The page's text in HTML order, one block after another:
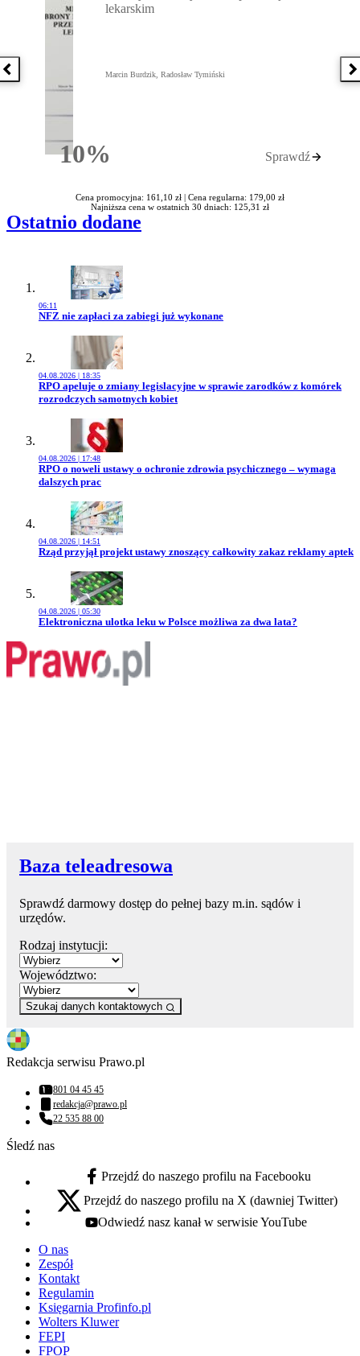
Poprzednia książka
10%Rabatu
lekarskim
Marcin Burdzik, Radosław Tymiński
Sprawdź
Cena promocyjna: 161,10 zł | Cena regularna: 179,00 zł
Najniższa cena w ostatnich 30 dniach: 125,31 zł
Ostatnio dodane
06:11
Przejdź do artykułu:
NFZ nie zapłaci za zabiegi już wykonane
04.08.2026 | 18:35
Przejdź do artykułu:
RPO apeluje o zmiany legislacyjne w sprawie zarodków z komórek
rozrodczych samotnych kobiet
04.08.2026 | 17:48
Przejdź do artykułu:
RPO o noweli ustawy o ochronie zdrowia psychicznego – wymaga
dalszych prac
04.08.2026 | 14:51
Przejdź do artykułu:
Rząd przyjął projekt ustawy znoszący całkowity zakaz reklamy aptek
04.08.2026 | 05:30
Przejdź do artykułu:
Elektroniczna ulotka leku w Polsce możliwa za dwa lata?
Baza teleadresowa
Sprawdź darmowy dostęp do pełnej bazy m.in. sądów i
urzędów.
Rodzaj instytucji:
Województwo:
Szukaj danych kontaktowych
Redakcja serwisu Prawo.pl
Numer telefonu:
801 04 45 45
Adres email:
redakcja@prawo.pl
Numer telefonu:
22 535 88 00
Śledź nas
facebook - otwiera się w nowej karcie
Przejdź do naszego profilu na Facebooku
x - otwiera się w nowej karcie
Przejdź do naszego profilu na X (dawniej Twitter)
youtube - otwiera się w nowej karcie
Odwiedź nasz kanał w serwisie YouTube
O nas
Zespół
Kontakt
Regulamin
Księgarnia Profinfo.pl
Wolters Kluwer
FEPI
FPOP